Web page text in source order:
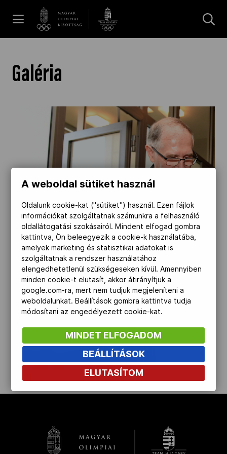
Dakar 2026
Los Angeles 2028
MOB
Kettőskarrier-program
NOB
Társszervezetek
Adatbank
Galéria
A weboldal sütiket használ
Oldalunk cookie-kat ("sütiket") használ. Ezen fájlok
információkat szolgáltatnak számunkra a felhasználó
oldallátogatási szokásairól. Mindent elfogad gombra
kattintva, Ön beleegyezik a cookie-k használatába,
amelyek marketing és statisztikai adatokat is
szolgáltatnak a rendszer használatához
elengedhetetlenül szükségeseken kívül. Amennyiben
minden cookie-t elutasít, akkor átirányítjuk a
google.com-ra, mert nem tudjuk megjeleníteni a
weboldalunkat. Beállítások gombra kattintva tudja
módosítani az engedélyezett cookie-kat.
MINDET ELFOGADOM
BEÁLLÍTÁSOK
ELUTASÍTOM